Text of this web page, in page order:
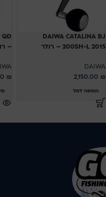
DAIWA CATALINA BJ
200SH-L 2015 – רולר
DAIWA
2,150.00 ₪
הוספה לסל
QD
–
₪